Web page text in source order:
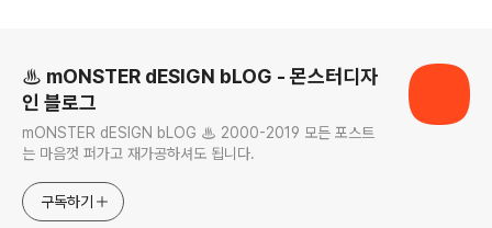
♨ mONSTER dESIGN bLOG - 몬스터디자
인 블로그
mONSTER dESIGN bLOG ♨ 2000-2019 모든 포스트
는 마음껏 퍼가고 재가공하셔도 됩니다.
구독하기